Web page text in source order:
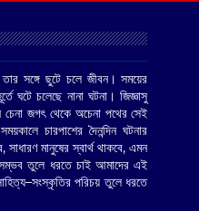
সঙ্গে ছুটে চলে জীবন। সময়ের
ঘটে চলেছে নানা ঘটনা। জিজ্ঞাসু
জগৎ থেকে অচেনা পথের সেই
চারপাশের দৈনন্দিন ঘটনার
মানুষের স্বার্থ থাকবে, এমন
তুলে ধরতে চাই আমাদের এই
পরিচয় তুলে ধরতে